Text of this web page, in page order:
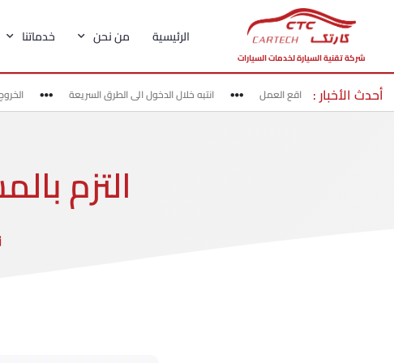
شركة تقنية السيارة لخدمات السيارات
الرئيسية من نحن خدماتنا
أحدث الأخبار :
بحذر في مناطق مواقع العمل انتبه خلال الدخول الى الطرق السريعة
التزم